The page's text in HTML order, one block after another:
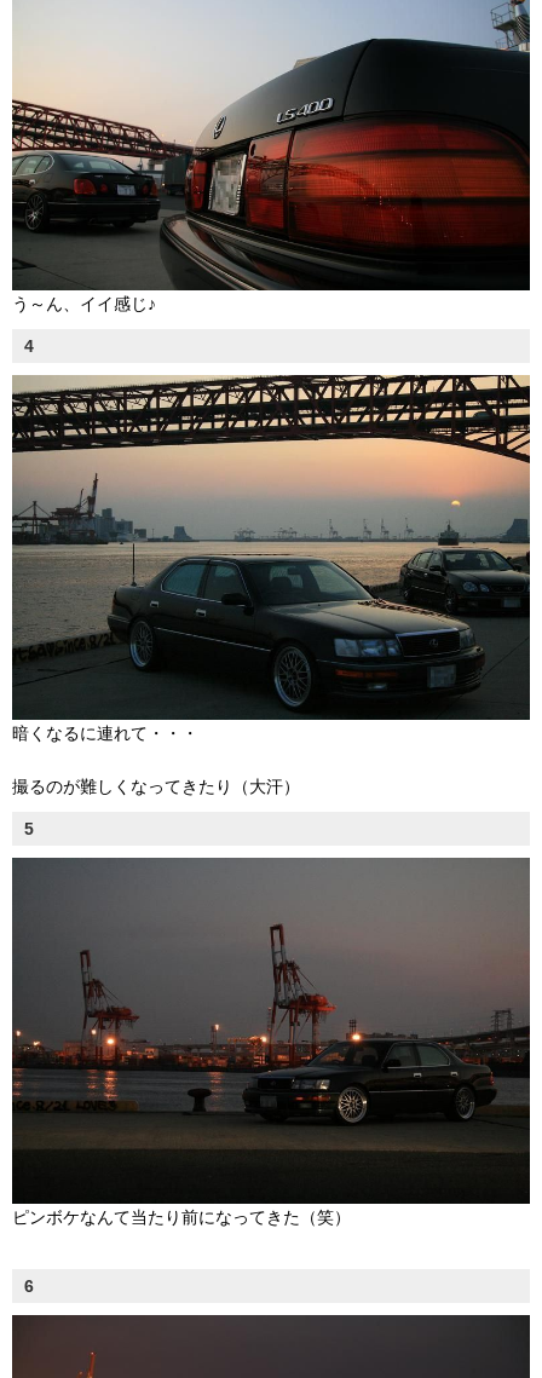
う～ん、イイ感じ♪
4
暗くなるに連れて・・・
撮るのが難しくなってきたり（大汗）
5
ピンボケなんて当たり前になってきた（笑）
6